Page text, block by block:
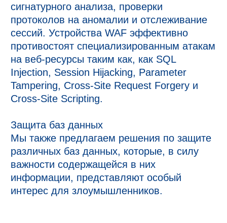
сигнатурного анализа, проверки
протоколов на аномалии и отслеживание
сессий. Устройства WAF эффективно
противостоят специализированным атакам
на веб-ресурсы таким как, как SQL
Injection, Session Hijacking, Parameter
Tampering, Cross-Site Request Forgery и
Cross-Site Scripting.
Защита баз данных
Мы также предлагаем решения по защите
различных баз данных, которые, в силу
важности содержащейся в них
информации, представляют особый
интерес для злоумышленников.